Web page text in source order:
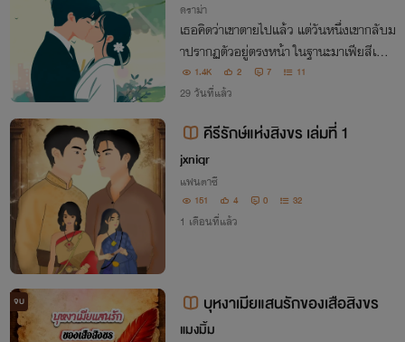
ดราม่า
เธอคิดว่าเขาตายไปแล้ว แต่วันหนึ่งเขากลับม
าปรากฏตัวอยู่ตรงหน้า ในฐานะมาเฟียสีเทา
และคนรักของเพื่อน“ถ้าคุณบอกว่าไม่ใช่พี่ไน
ท์ แล้วคุณจะมาช่วยชีวิตฉันทำไม”
1.4K 2 7 11
29 วันที่แล้ว
คีรีรักษ์แห่งสิงขร เล่มที่ 1
jxniqr
แฟนตาซี
151 4 0 32
1 เดือนที่แล้ว
จบ บุหงาเมียแสนรักของเสือสิงขร
แมงมิ้ม